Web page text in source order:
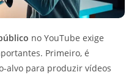
no YouTube exige
Primeiro, é
alvo para produzir vídeos